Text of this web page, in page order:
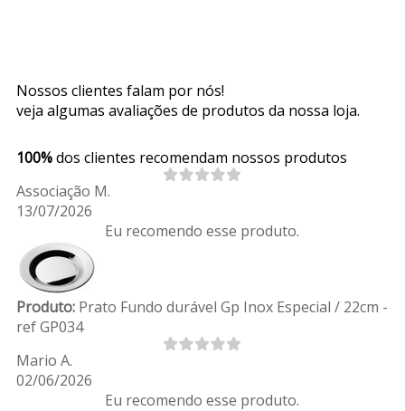
Nossos clientes falam por nós!
veja algumas avaliações de produtos da nossa loja.
100% dos clientes recomendam nossos produtos
Associação M.
13/07/2026
Eu recomendo esse produto.
Produto:Prato Fundo durável Gp Inox Especial / 22cm -
ref GP034
Mario A.
02/06/2026
Eu recomendo esse produto.